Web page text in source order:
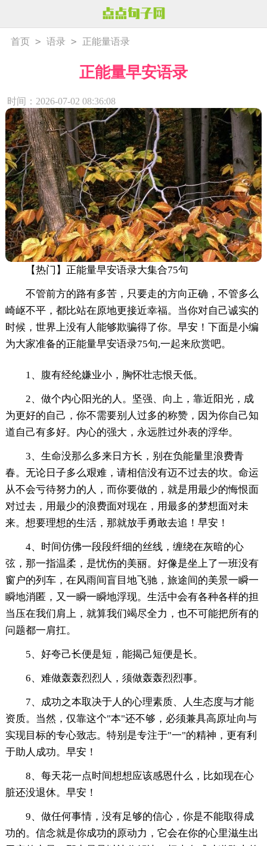
首页 > 语录 > 正能量语录
正能量早安语录
时间：2026-07-02 08:36:08
【热门】正能量早安语录大集合75句
不管前方的路有多苦，只要走的方向正确，不管多么
崎岖不平，都比站在原地更接近幸福。当你对自己诚实的
时候，世界上没有人能够欺骗得了你。早安！下面是小编
为大家准备的正能量早安语录75句,一起来欣赏吧。
1、腹有经纶嫌业小，胸怀壮志恨天低。
2、做个内心阳光的人。坚强、向上，靠近阳光，成
为更好的自己，你不需要别人过多的称赞，因为你自己知
道自己有多好。内心的强大，永远胜过外表的浮华。
3、生命没那么多来日方长，别在负能量里浪费青
春。无论日子多么艰难，请相信没有迈不过去的坎。命运
从不会亏待努力的人，而你要做的，就是用最少的悔恨面
对过去，用最少的浪费面对现在，用最多的梦想面对未
来。想要理想的生活，那就放手勇敢去追！早安！
4、时间仿佛一段段纤细的丝线，缠绕在灰暗的心
弦，那一指温柔，是忧伤的美丽。好像是坐上了一班没有
窗户的列车，在风雨间盲目地飞驰，旅途间的美景一瞬一
瞬地消匿，又一瞬一瞬地浮现。生活中会有各种各样的担
当压在我们肩上，就算我们竭尽全力，也不可能把所有的
问题都一肩扛。
5、好夸己长便是短，能揭己短便是长。
6、难做轰轰烈烈人，须做轰轰烈烈事。
7、成功之本取决于人的心理素质、人生态度与才能
资质。当然，仅靠这个"本"还不够，必须兼具高原址向与
实现目标的专心致志。特别是专注于"一"的精神，更有利
于助人成功。早安！
8、每天花一点时间想想应该感恩什么，比如现在心
脏还没退休。早安！
9、做任何事情，没有足够的信心，你是不能取得成
功的。信念就是你成功的原动力，它会在你的心里滋生出